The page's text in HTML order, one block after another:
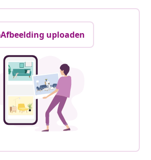
Afbeelding uploaden